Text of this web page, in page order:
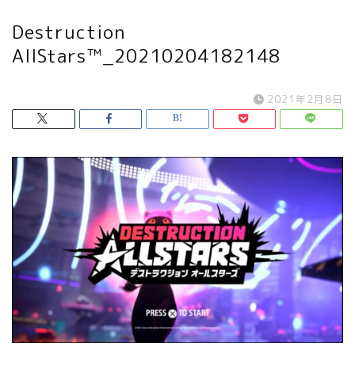
Destruction
AllStars™_20210204182148
2021年2月8日